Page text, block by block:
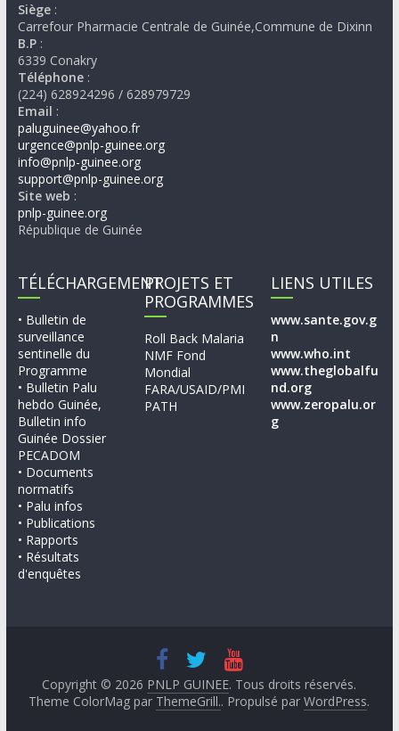
Siège :
Carrefour Pharmacie Centrale de Guinée,Commune de Dixinn
B.P:
6339 Conakry
Téléphone:
(224) 628924296 / 628979729
Email :
paluguinee@yahoo.fr
urgence@pnlp-guinee.org
info@pnlp-guinee.org
support@pnlp-guinee.org
Site web :
pnlp-guinee.org
République de Guinée
TÉLÉCHARGEMENT
• Bulletin de
surveillance
sentinelle du
Programme
• Bulletin Palu
hebdo Guinée,
Bulletin info
Guinée Dossier
PECADOM
• Documents
normatifs
• Palu infos
• Publications
• Rapports
• Résultats
d'enquêtes
PROJETS ET
PROGRAMMES
Roll Back Malaria
NMF Fond
Mondial
FARA/USAID/PMI
PATH
LIENS UTILES
www.sante.gov.g
n
www.who.int
www.theglobalfu
nd.org
www.zeropalu.or
g
Copyright © 2026 PNLP GUINEE. Tous droits réservés.
Theme ColorMag par ThemeGrill.. Propulsé parWordPress.